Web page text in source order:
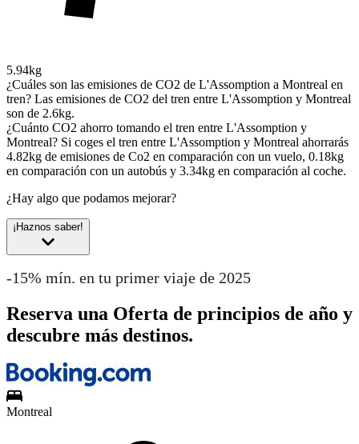
5.94kg
¿Cuáles son las emisiones de CO2 de L'Assomption a Montreal en
tren? Las emisiones de CO2 del tren entre L'Assomption y Montreal
son de 2.6kg.
¿Cuánto CO2 ahorro tomando el tren entre L'Assomption y
Montreal? Si coges el tren entre L'Assomption y Montreal ahorrarás
4.82kg de emisiones de Co2 en comparación con un vuelo, 0.18kg
en comparación con un autobús y 3.34kg en comparación al coche.
¿Hay algo que podamos mejorar?
¡Haznos saber!
-15% mín. en tu primer viaje de 2025
Reserva una Oferta de principios de año y
descubre más destinos.
Montreal